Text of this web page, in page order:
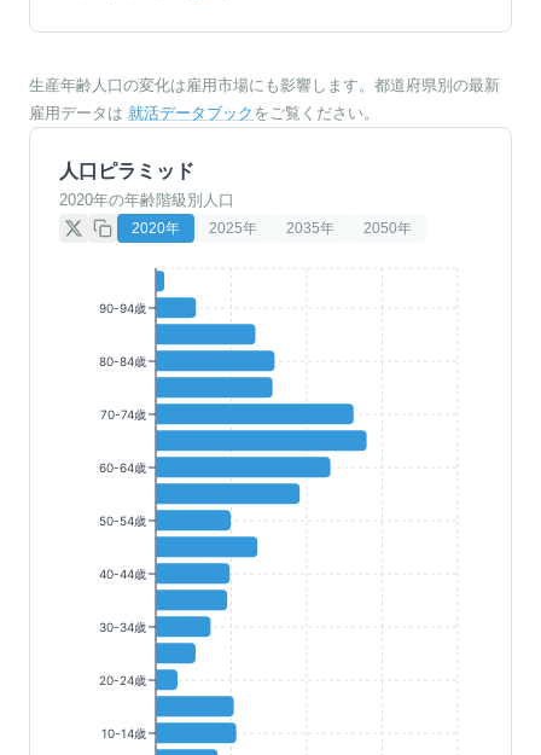
生産年齢人口の変化は雇用市場にも影響します。都道府県別の最新
雇用データは 就活データブック をご覧ください。
人口ピラミッド
2020年の年齢階級別人口
2020年 2025年 2035年 2050年
90-94歳
80-84歳
70-74歳
60-64歳
50-54歳
40-44歳
30-34歳
20-24歳
10-14歳